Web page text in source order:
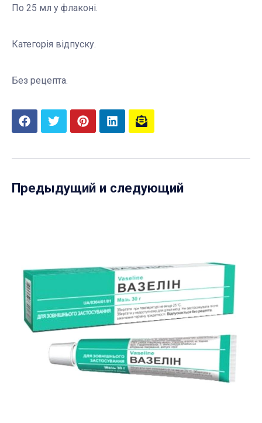
По 25 мл у флаконі.
Категорія відпуску.
Без рецепта.
Предыдущий и следующий